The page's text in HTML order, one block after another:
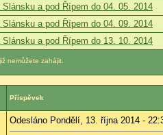
a pod Řípem do 04. 05. 2014
a pod Řípem do 04. 09. 2014
a pod Řípem do 13. 10. 2014
nemůžete zahájit.
Příspěvek
Odesláno Pondělí, 13. října 2014 -